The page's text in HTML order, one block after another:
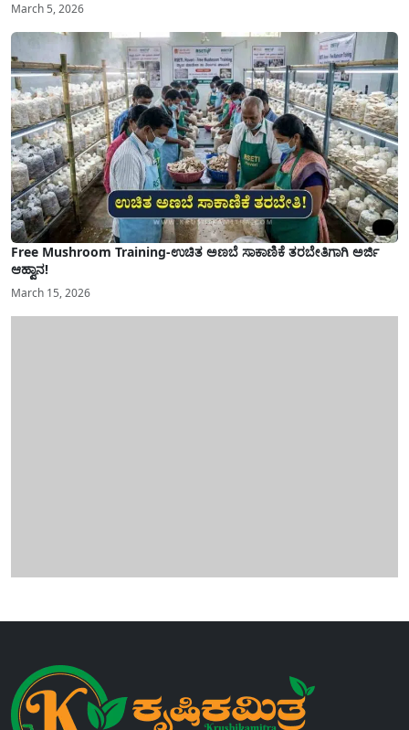
March 5, 2026
Free Mushroom Training-ಉಚಿತ ಅಣಬೆ ಸಾಕಾಣಿಕೆ ತರಬೇತಿಗಾಗಿ ಅರ್ಜಿ
ಆಹ್ವಾನ!
March 15, 2026